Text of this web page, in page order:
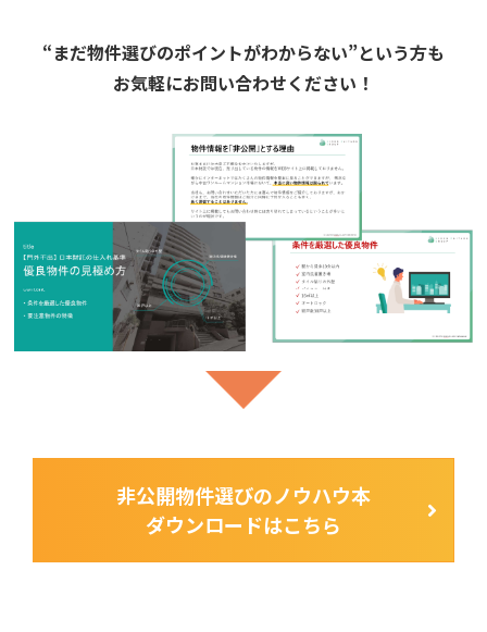
“まだ物件選びのポイントがわからない”という方も
お気軽にお問い合わせください！
非公開物件選びのノウハウ本
ダウンロードはこちら